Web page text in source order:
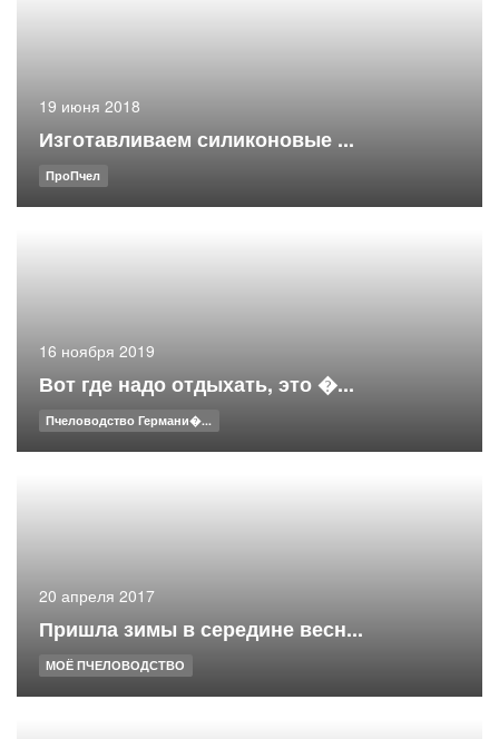
19 июня 2018
Изготавливаем силиконовые ...
ПроПчел
16 ноября 2019
Вот где надо отдыхать, это �...
Пчеловодство Германи�...
20 апреля 2017
Пришла зимы в середине весн...
МОЁ ПЧЕЛОВОДСТВО